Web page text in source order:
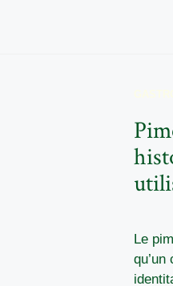
Le
qu’un